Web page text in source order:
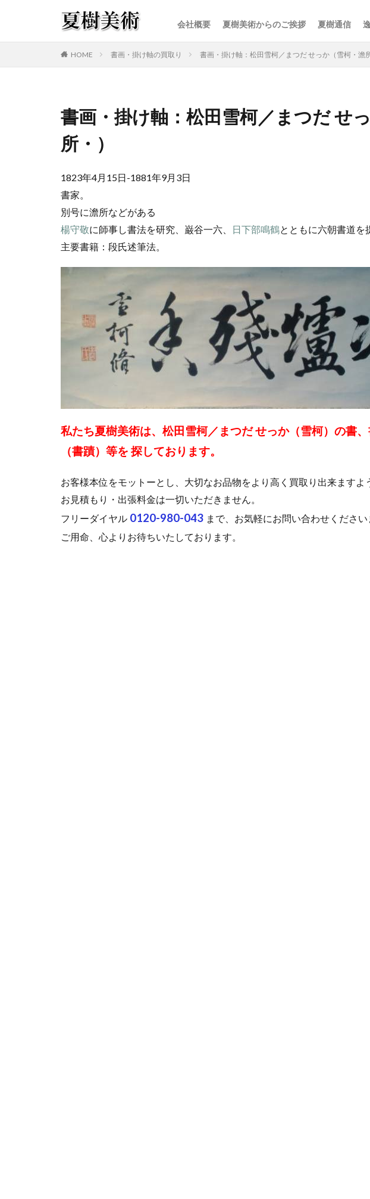
会社概要 夏樹美術からのご挨拶 夏樹通信
HOME 書画・掛け軸の買取り 書画・掛け軸：松田雪柯／まつだ せっか（雪柯・澹所
書画・掛け軸：松田雪柯／まつだ せ
所・）
1823年4月15日-1881年9月3日
書家。
別号に澹所などがある
楊守敬に師事し書法を研究、巌谷一六、 日下部鳴鶴とともに六朝書道を
主要書籍：段氏述筆法。
私たち夏樹美術は、松田雪柯／まつだ せっか（雪柯）の書
（書蹟）等を 探しております。
お客様本位をモットーとし、大切なお品物をより高く買取り出来ますよ
お見積もり・出張料金は一切いただきません。
フリーダイヤル 0120-980-043 まで、お気軽にお問い合わせください
ご用命、心よりお待ちいたしております。